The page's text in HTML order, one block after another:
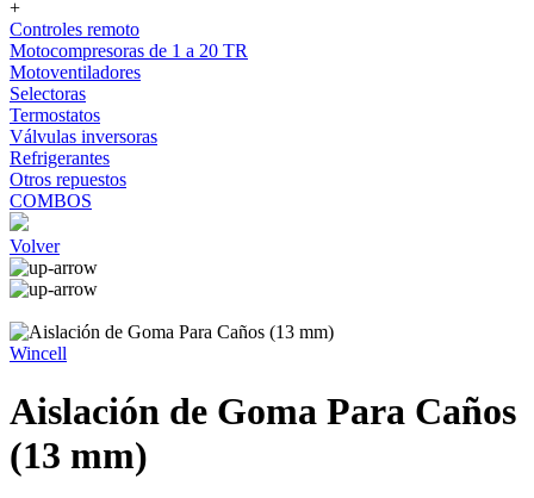
+
Controles remoto
Motocompresoras de 1 a 20 TR
Motoventiladores
Selectoras
Termostatos
Válvulas inversoras
Refrigerantes
Otros repuestos
COMBOS
Volver
Wincell
Aislación de Goma Para Caños
(13 mm)